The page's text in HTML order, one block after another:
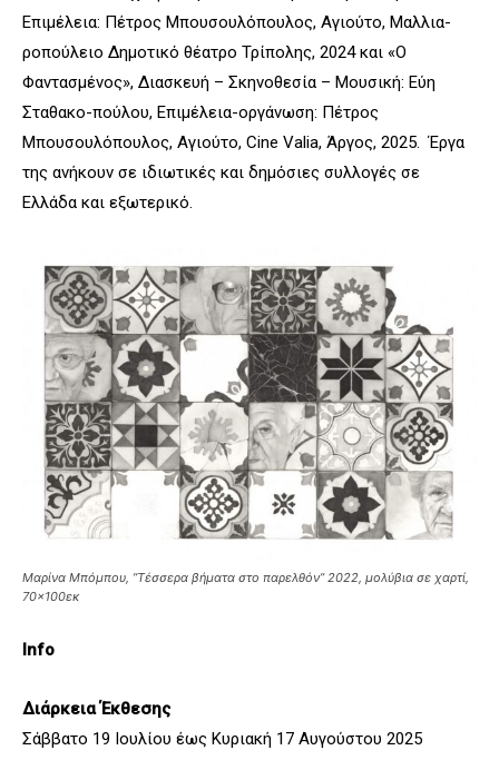
Επιμέλεια: Πέτρος Μπουσουλόπουλος, Αγιούτο, Μαλλια-
ροπούλειο Δημοτικό θέατρο Τρίπολης, 2024 και «Ο
Φαντασμένος», Διασκευή – Σκηνοθεσία – Μουσική: Εύη
Σταθακο-πούλου, Επιμέλεια-οργάνωση: Πέτρος
Μπουσουλόπουλος, Αγιούτο, Cine Valia, Άργος, 2025. Έργα
της ανήκουν σε ιδιωτικές και δημόσιες συλλογές σε
Ελλάδα και εξωτερικό.
Μαρίνα Μπόμπου, ”Τέσσερα βήματα στο παρελθόν” 2022, μολύβια σε χαρτί,
70×100εκ
Info
Διάρκεια Έκθεσης
Σάββατο 19 Ιουλίου έως Κυριακή 17 Αυγούστου 2025